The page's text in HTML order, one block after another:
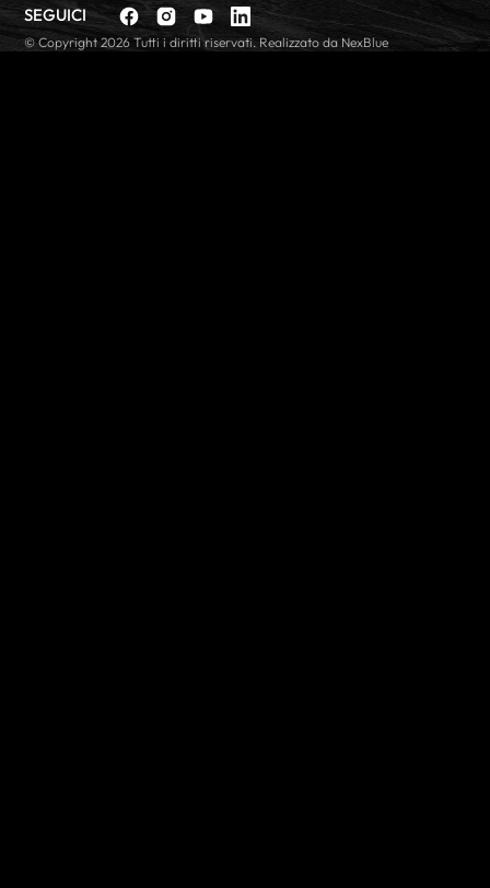
SEGUICI FacebookInstagramYouTubelinkedin
© Copyright 2026 Tutti i diritti riservati. Realizzato da NexBlue